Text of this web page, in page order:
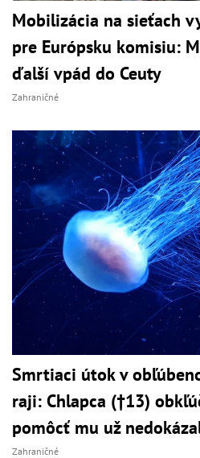
Mobilizácia na sieťach
pre Európsku komisiu:
ďalší vpád do Ceuty
Zahraničné
Smrtiaci útok v
raji: Chlapca (†13)
pomôcť mu už
Zahraničné